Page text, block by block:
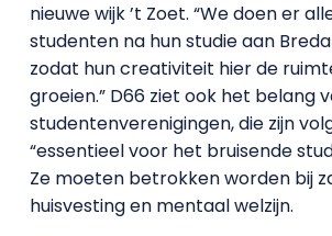
nieuwe wijk ’t Zoet. “We doen er
studenten na hun studie aan
zodat hun creativiteit hier de
groeien.” D66 ziet ook het belang
studentenverenigingen, die zijn
“essentieel voor het bruisende
Ze moeten betrokken worden bij
huisvesting en mentaal welzijn.